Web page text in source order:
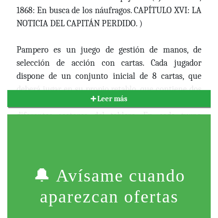
1868: En busca de los náufragos. CAPÍTULO XVI: LA
NOTICIA DEL CAPITÁN PERDIDO. )
Pampero es un juego de gestión de manos, de
selección de acción con cartas. Cada jugador
dispone de un conjunto inicial de 8 cartas, que
deberá jugar en su propio retablo, que contiene dos
filas de espacios para activar acciones en los
diferentes sectores del tablero. En cada turno
3 acciones tiene lugar una fase especial, la
Consolidación. En la fase de Consolidación
recuperarás una carta, la más a la derecha de
cualquier fila. Genera Baterías con la Energía
➕ Leer más
🔔 Avísame cuando
aparezcan ofertas